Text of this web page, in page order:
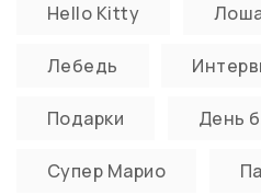
Hello Kitty
Лебедь
Подарки День
Супер Марио